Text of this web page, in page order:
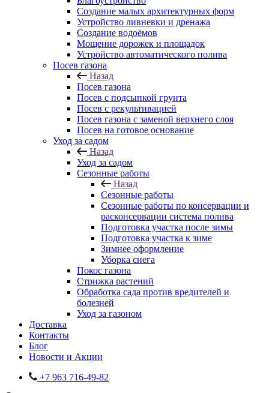
Создание малых архитектурных форм
Устройство ливневки и дренажа
Создание водоёмов
Мощение дорожек и площадок
Устройство автоматического полива
Посев газона
Назад
Посев газона
Посев с подсыпкой грунта
Посев с рекультивацией
Посев газона с заменой верхнего слоя
Посев на готовое основание
Уход за садом
Назад
Уход за садом
Сезонные работы
Назад
Сезонные работы
Сезонные работы по консервации и
расконсервации система полива
Подготовка участка после зимы
Подготовка участка к зиме
Зимнее оформление
Уборка снега
Покос газона
Стрижка растений
Обработка сада против вредителей и
болезней
Уход за газоном
Доставка
Контакты
Блог
Новости и Акции
+7 963 716-49-82